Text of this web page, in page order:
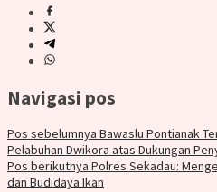
Navigasi pos
Pos sebelumnya Bawaslu Pontianak
Pelabuhan Dwikora atas Dukungan
Pos berikutnya Polres Sekadau:
dan Budidaya Ikan